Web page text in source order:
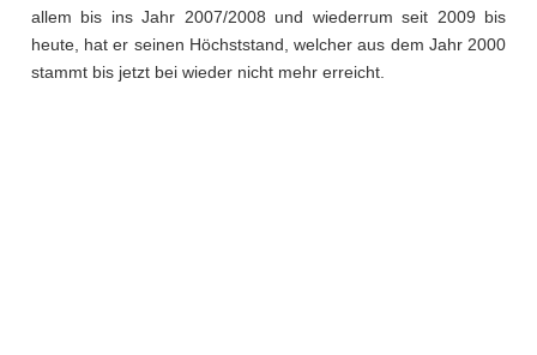
allem bis ins Jahr 2007/2008 und wiederrum seit 2009 bis
heute, hat er seinen Höchststand, welcher aus dem Jahr 2000
stammt bis jetzt bei wieder nicht mehr erreicht.